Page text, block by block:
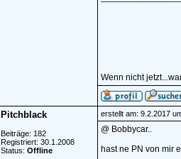
Wenn nicht
Pitchblack
Beiträge: 182
Registriert: 30.1.2008
Status: Offline
erstellt am: 9.2.2017
@ Bobbycar..
hast ne PN von mir